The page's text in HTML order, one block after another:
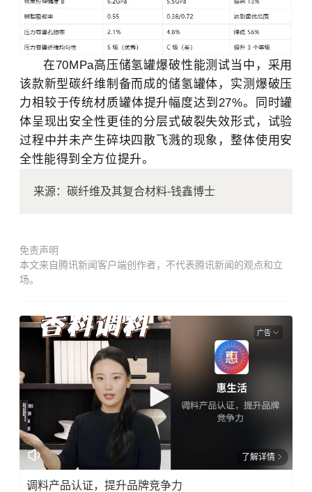
在70MPa高压储氢罐爆破性能测试当中，采用
该款新型碳纤维制备而成的储氢罐体，实测爆破压
力相较于传统材质罐体提升幅度达到27%。同时罐
体呈现出安全性更佳的分层式破裂失效形式，试验
过程中并未产生碎块四散飞溅的现象，整体使用安
全性能得到全方位提升。
来源：碳纤维及其复合材料-钱鑫博士
免责声明
本文来自腾讯新闻客户端创作者，不代表腾讯新闻的观点和立
场。
广告
了解详情
调料产品认证，提升品牌竞争力